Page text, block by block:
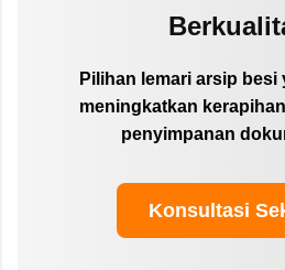
Pilihan lemari arsip besi
meningkatkan
penyimpanan
Konsultasi